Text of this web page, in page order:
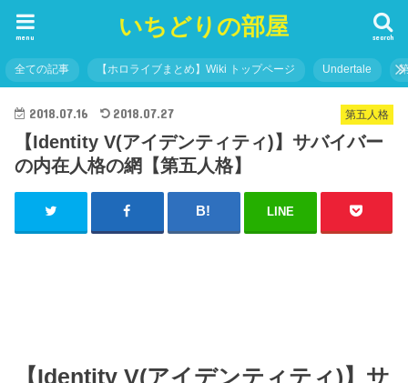
いちどりの部屋 search
menu
全ての記事 【ホロライブまとめ】Wiki トップページ Undertale
第五人格
2018.07.16 2018.07.27
【Identity V(アイデンティティ)】サバイバー
の内在人格の網【第五人格】
LINE
【Identity V(アイデンティティ)】サ